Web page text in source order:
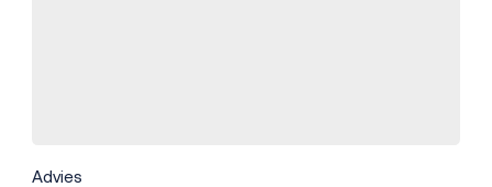
Advies